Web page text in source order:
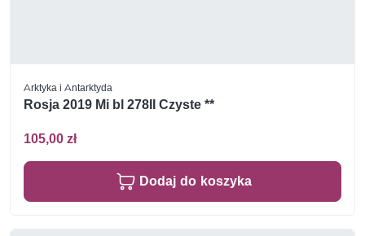
Arktyka i Antarktyda
Rosja 2019 Mi bl 278II Czyste **
105,00 zł
Dodaj do koszyka